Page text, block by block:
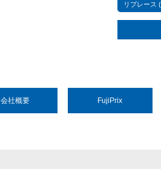
リプレース
会社概要 FujiPrix